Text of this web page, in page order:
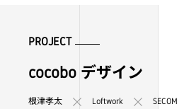
PROJECT
cocobo デザイン
根津孝太 Loftwork SECOM